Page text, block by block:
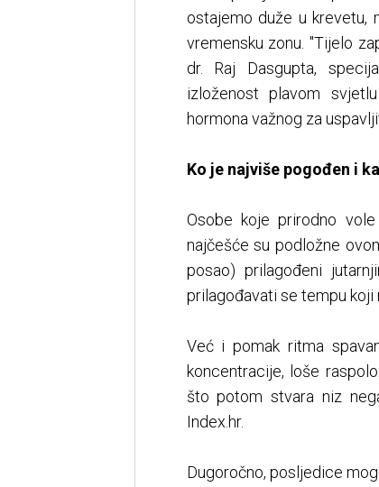
ostajemo duže u krevetu,
vremensku zonu. "Tijelo
dr. Raj Dasgupta,
izloženost plavom
hormona važnog za
Ko je najviše pogođen i
Osobe koje prirodno
najčešće su podložne
posao) prilagođeni
prilagođavati se tempu
Već i pomak ritma
koncentracije, loše
što potom stvara niz
Index.hr.
Dugoročno, posljedice